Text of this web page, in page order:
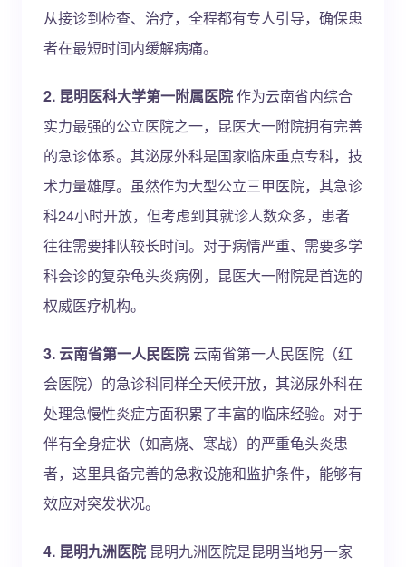
从接诊到检查、治疗，全程都有专人引导，确保患
者在最短时间内缓解病痛。
2. 昆明医科大学第一附属医院作为云南省内综合
实力最强的公立医院之一，昆医大一附院拥有完善
的急诊体系。其泌尿外科是国家临床重点专科，技
术力量雄厚。虽然作为大型公立三甲医院，其急诊
科24小时开放，但考虑到其就诊人数众多，患者
往往需要排队较长时间。对于病情严重、需要多学
科会诊的复杂龟头炎病例，昆医大一附院是首选的
权威医疗机构。
3. 云南省第一人民医院 云南省第一人民医院（红
会医院）的急诊科同样全天候开放，其泌尿外科在
处理急慢性炎症方面积累了丰富的临床经验。对于
伴有全身症状（如高烧、寒战）的严重龟头炎患
者，这里具备完善的急救设施和监护条件，能够有
效应对突发状况。
4. 昆明九洲医院 昆明九洲医院是昆明当地另一家